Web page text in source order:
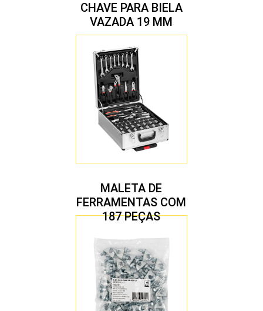
CHAVE PARA BIELA
VAZADA 19 MM
MALETA DE
FERRAMENTAS COM
187 PEÇAS